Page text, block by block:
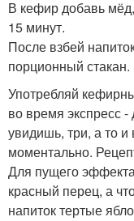
В кефир добавь
15 минут.
После взбей
порционный стакан.
Употребляй
во время экспресс
увидишь, три, а то и
моментально.
Для пущего
красный перец, а
напиток тертые